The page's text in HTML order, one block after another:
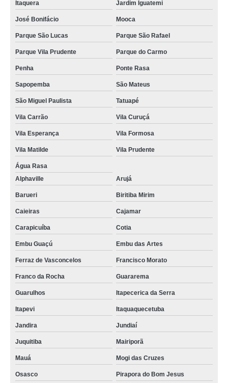
onde encontro energia solar fotovoltaica Jardim América
orçamento para energia solar para residencia Alphaville
Itaquera Jardim Iguatemi
José Bonifácio Mooca
Parque São Lucas Parque São Rafael
Parque Vila Prudente Parque do Carmo
Penha Ponte Rasa
Sapopemba São Mateus
São Miguel Paulista Tatuapé
Vila Carrão Vila Curuçá
Vila Esperança Vila Formosa
Vila Matilde Vila Prudente
Água Rasa
Alphaville
Arujá
Barueri Biritiba Mirim
Caieiras Cajamar
Carapicuíba Cotia
Embu Guaçú Embu das Artes
Ferraz de Vasconcelos Francisco Morato
Franco da Rocha Guararema
Guarulhos Itapecerica da Serra
Itapevi Itaquaquecetuba
Jandira Jundiaí
Juquitiba Mairiporã
Mauá Mogi das Cruzes
Osasco Pirapora do Bom Jesus